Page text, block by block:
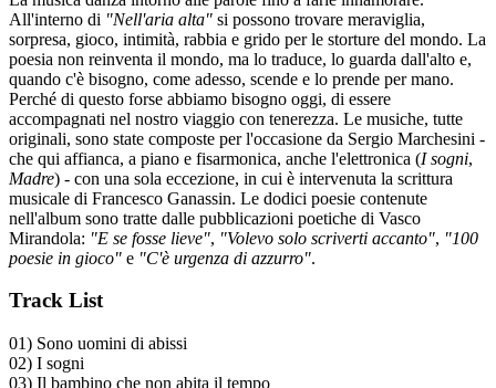
All'interno di "Nell'aria alta" si possono trovare meraviglia,
sorpresa, gioco, intimità, rabbia e grido per le storture del mondo. La
poesia non reinventa il mondo, ma lo traduce, lo guarda dall'alto e,
quando c'è bisogno, come adesso, scende e lo prende per mano.
Perché di questo forse abbiamo bisogno oggi, di essere
accompagnati nel nostro viaggio con tenerezza. Le musiche, tutte
originali, sono state composte per l'occasione da Sergio Marchesini -
che qui affianca, a piano e fisarmonica, anche l'elettronica (I sogni,
Madre) - con una sola eccezione, in cui è intervenuta la scrittura
musicale di Francesco Ganassin. Le dodici poesie contenute
nell'album sono tratte dalle pubblicazioni poetiche di Vasco
Mirandola: "E se fosse lieve", "Volevo solo scriverti accanto", "100
poesie in gioco" e "C'è urgenza di azzurro".
Track List
01) Sono uomini di abissi
02) I sogni
03) Il bambino che non abita il tempo